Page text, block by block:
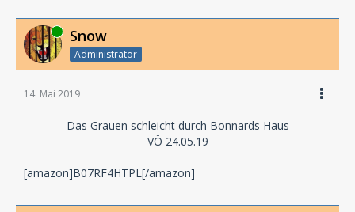
Online Snow
Administrator
14. Mai 2019
Das Grauen schleicht durch Bonnards Haus
VÖ 24.05.19
[amazon]B07RF4HTPL[/amazon]